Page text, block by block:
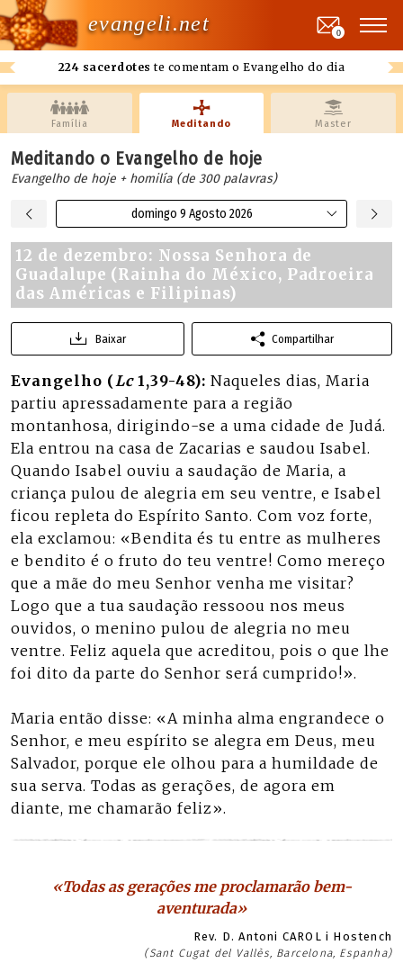
evangeli.net
224 sacerdotes te comentam o Evangelho do dia
0
Família Meditando Master
Meditando o Evangelho de hoje
Evangelho de hoje + homilía (de 300 palavras)
domingo 9 Agosto 2026
12 de dezembro: Nossa Senhora de
Guadalupe (Rainha do México, Padroeira
das Américas e Filipinas)
Baixar Compartilhar
Evangelho (Lc1,39-48): Naqueles dias, Maria
partiu apressadamente para a região
montanhosa, dirigindo-se a uma cidade de Judá.
Ela entrou na casa de Zacarias e saudou Isabel.
Quando Isabel ouviu a saudação de Maria, a
criança pulou de alegria em seu ventre, e Isabel
ficou repleta do Espírito Santo. Com voz forte,
ela exclamou: «Bendita és tu entre as mulheres
e bendito é o fruto do teu ventre! Como mereço
que a mãe do meu Senhor venha me visitar?
Logo que a tua saudação ressoou nos meus
ouvidos, o menino pulou de alegria no meu
ventre. Feliz aquela que acreditou, pois o que lhe
foi dito da parte do Senhor será cumprido!».
Maria então disse: «A minha alma engrandece o
Senhor, e meu espírito se alegra em Deus, meu
Salvador, porque ele olhou para a humildade de
sua serva. Todas as gerações, de agora em
diante, me chamarão feliz».
«Todas as gerações me proclamarão bem-
aventurada»
Rev. D. Antoni CAROL i Hostench
(Sant Cugat del Vallès, Barcelona, Espanha)